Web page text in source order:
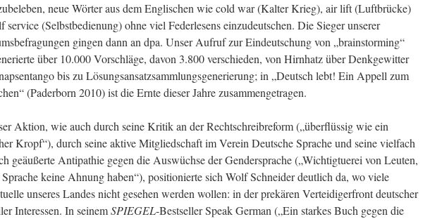
neue Wörter aus dem Englischen wie cold war (Kalter Krieg), air lift (Luftbrücke)
service (Selbstbedienung) ohne viel Federlesens einzudeutschen. Die Sieger unserer
gingen dann an dpa. Unser Aufruf zur Eindeutschung von „brainstorming“
über 10.000 Vorschläge, davon 3.800 verschieden, von Hirnhatz über Denkgewitter
bis zu Lösungsansatzsammlungsgenerierung; in „Deutsch lebt! Ein Appell zum
(Paderborn 2010) ist die Ernte dieser Jahre zusammengetragen.
Aktion, wie auch durch seine Kritik an der Rechtschreibreform („überflüssig wie ein
Kropf“), durch seine aktive Mitgliedschaft im Verein Deutsche Sprache und seine vielfach
geäußerte Antipathie gegen die Auswüchse der Gendersprache („Wichtigtuerei von Leuten,
keine Ahnung haben“), positionierte sich Wolf Schneider deutlich da, wo viele
unseres Landes nicht gesehen werden wollen: in der prekären Verteidigerfront deutscher
Interessen. In seinemSPIEGEL-Bestseller Speak German („Ein starkes Buch gegen die